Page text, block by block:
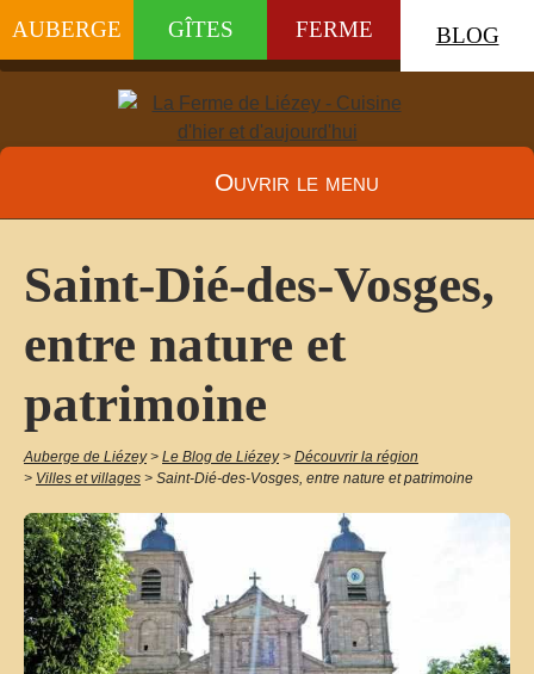
AUBERGE GÎTES FERME BLOG
Ouvrir le menu
Saint-Dié-des-Vosges,
entre nature et
patrimoine
Auberge de Liézey > Le Blog de Liézey > Découvrir la région
> Villes et villages > Saint-Dié-des-Vosges, entre nature et patrimoine